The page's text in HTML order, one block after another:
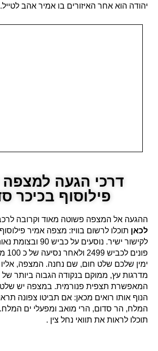
יהודה הוא אחר האיזורים בו אמיר אהב לטייל.
דרכי הגעה למצפה
פילוסוף בכיכר
ההגעה אל המצפה פשוטה מאוד וקרובה
לכאן תוכלו לרשום בוויז: מצפה אמיר
לקישור ישיר. נוסעים על
ימין שלכם שלט חום, שם נחנה. המצפה,
מדרגות עץ, ממוקם בנקודה הגבוה ביותר
המאפשרת תצפית פנורמית. במצפה יש
הנוף אותו רואים מכאן: אם תביטו צפונה
המלח, הר סדום, הרי מואב ומפעלי ים
תוכלו לראות את תוואי נחל צין .